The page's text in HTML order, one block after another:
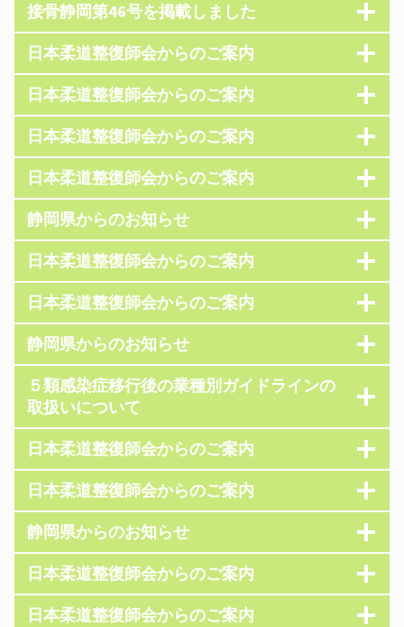
接骨静岡第46号を掲載しました
日本柔道整復師会からのご案内
日本柔道整復師会からのご案内
日本柔道整復師会からのご案内
日本柔道整復師会からのご案内
静岡県からのお知らせ
日本柔道整復師会からのご案内
日本柔道整復師会からのご案内
静岡県からのお知らせ
５類感染症移行後の業種別ガイドラインの
取扱いについて
日本柔道整復師会からのご案内
日本柔道整復師会からのご案内
静岡県からのお知らせ
日本柔道整復師会からのご案内
日本柔道整復師会からのご案内